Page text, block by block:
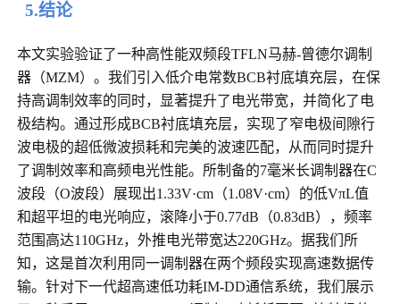
5.结论
本文实验验证了一种高性能双频段TFLN马赫-曾德尔调制
器（MZM）。我们引入低介电常数BCB衬底填充层，在保
持高调制效率的同时，显著提升了电光带宽，并简化了电
极结构。通过形成BCB衬底填充层，实现了窄电极间隙行
波电极的超低微波损耗和完美的波速匹配，从而同时提升
了调制效率和高频电光性能。所制备的7毫米长调制器在C
波段（O波段）展现出1.33V·cm（1.08V·cm）的低VπL值
和超平坦的电光响应，滚降小于0.77dB（0.83dB），频率
范围高达110GHz，外推电光带宽达220GHz。据我们所
知，这是首次利用同一调制器在两个频段实现高速数据传
输。针对下一代超高速低功耗IM-DD通信系统，我们展示